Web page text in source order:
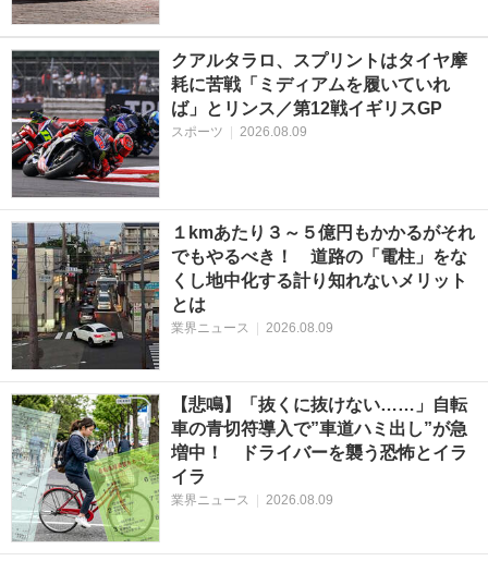
クアルタラロ、スプリントはタイヤ摩
耗に苦戦「ミディアムを履いていれ
ば」とリンス／第12戦イギリスGP
スポーツ 2026.08.09
１kmあたり３～５億円もかかるがそれ
でもやるべき！ 道路の「電柱」をな
くし地中化する計り知れないメリット
とは
業界ニュース 2026.08.09
【悲鳴】「抜くに抜けない……」自転
車の青切符導入で”車道ハミ出し”が急
増中！ ドライバーを襲う恐怖とイラ
イラ
業界ニュース 2026.08.09